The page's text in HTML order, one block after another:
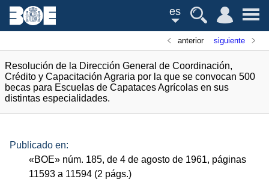
es
anterior siguiente
Resolución de la Dirección General de Coordinación,
Crédito y Capacitación Agraria por la que se convocan 500
becas para Escuelas de Capataces Agrícolas en sus
distintas especialidades.
Publicado en:
«BOE» núm. 185, de 4 de agosto de 1961, páginas
11593 a 11594 (2 págs.)